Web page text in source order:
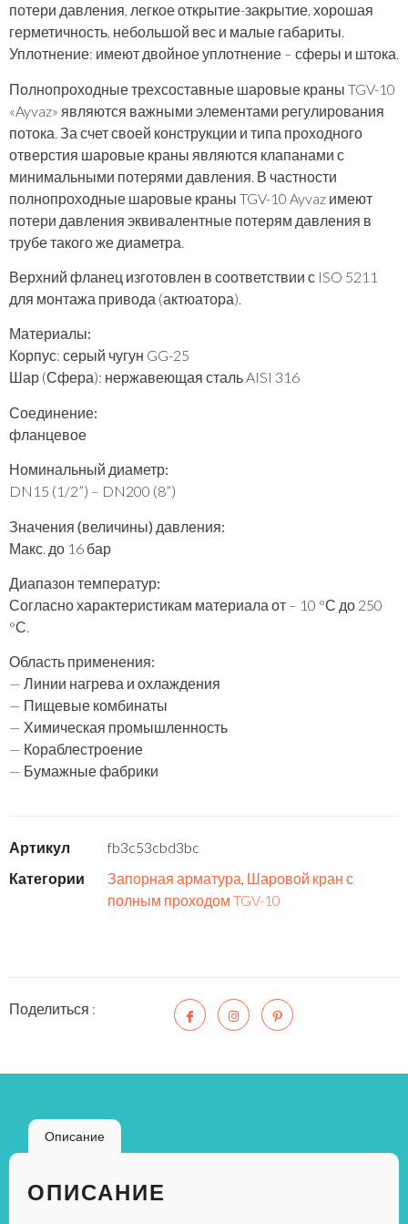
потери давления, легкое открытие-закрытие, хорошая
герметичность, небольшой вес и малые габариты.
Уплотнение: имеют двойное уплотнение – сферы и штока.
Полнопроходные трехсоставные шаровые краны TGV-10
«Ayvaz» являются важными элементами регулирования
потока. За счет своей конструкции и типа проходного
отверстия шаровые краны являются клапанами с
минимальными потерями давления. В частности
полнопроходные шаровые краны TGV-10 Ayvaz имеют
потери давления эквивалентные потерям давления в
трубе такого же диаметра.
Верхний фланец изготовлен в соответствии с ISO 5211
для монтажа привода (актюатора).
Материалы:
Корпус: серый чугун GG-25
Шар (Сфера): нержавеющая сталь AISI 316
Соединение:
фланцевое
Номинальный диаметр:
DN15 (1/2”) – DN200 (8”)
Значения (величины) давления:
Макс. до 16 бар
Диапазон температур:
Согласно характеристикам материала от – 10 °С до 250
°С.
Область применения:
— Линии нагрева и охлаждения
— Пищевые комбинаты
— Химическая промышленность
— Кораблестроение
— Бумажные фабрики
Артикул
fb3c53cbd3bc
Категории
Запорная арматура Шаровой кран с
полным проходом TGV-10
Поделиться :
Описание
ОПИСАНИЕ